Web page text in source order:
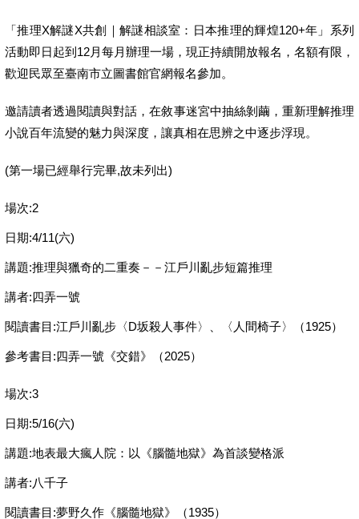
「推理X解謎X共創｜解謎相談室：日本推理的輝煌120+年」系列
活動即日起到12月每月辦理一場，現正持續開放報名，名額有限，
歡迎民眾至臺南市立圖書館官網報名參加。
邀請讀者透過閱讀與對話，在敘事迷宮中抽絲剝繭，重新理解推理
小說百年流變的魅力與深度，讓真相在思辨之中逐步浮現。
(第一場已經舉行完畢,故未列出)
場次:2
日期:4/11(六)
講題:推理與獵奇的二重奏－－江戶川亂步短篇推理
講者:四弄一號
閱讀書目:江戶川亂步〈D坂殺人事件〉、〈人間椅子〉（1925）
參考書目:四弄一號《交錯》（2025）
場次:3
日期:5/16(六)
講題:地表最大瘋人院：以《腦髓地獄》為首談變格派
講者:八千子
閱讀書目:夢野久作《腦髓地獄》（1935）